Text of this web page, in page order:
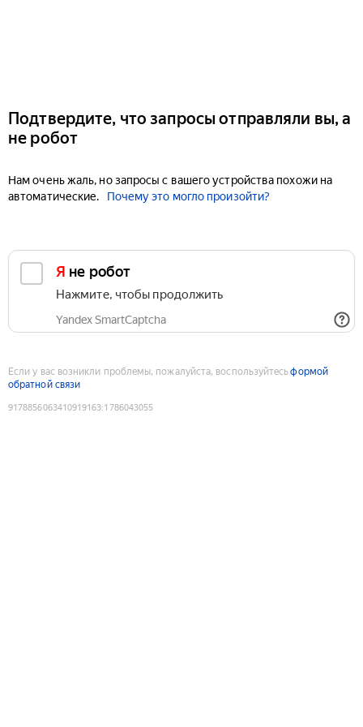
Подтвердите, что запросы отправляли вы, а
не робот
Нам очень жаль, но запросы с вашего устройства похожи на
автоматические.
Почему это могло произойти?
Я не робот
Нажмите, чтобы продолжить
Yandex SmartCaptcha
Если у вас возникли проблемы, пожалуйста, воспользуйтесьформой
обратной связи
9178856063410919163:1786043055